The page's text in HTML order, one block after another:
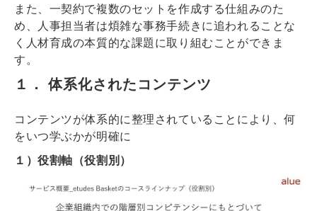
また、一契約で複数のセットを作成する仕組みのた
め、人事担当者は煩雑な事務手続きに追われることな
く人材育成の本質的な課題に取り組むことができま
す。
１． 体系化されたコンテンツ
コンテンツが体系的に整理されていることにより、何
をいつ学ぶかが明確に
１）役割軸（役割別）